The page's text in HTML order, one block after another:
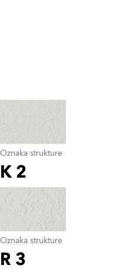
Oznaka strukture
K 2
Oznaka strukture
R 3